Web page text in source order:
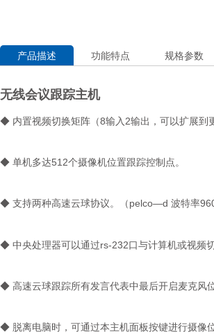
产品描述 功能特点 规格参数
无线会议跟踪主机
◆ 内置视频切换矩阵（8输入2输出，可以扩展到
◆ 单机多达512个摄像机位置跟踪控制点。
◆ 支持两种高速云球协议。（pelco—d 波特率
◆ 中央处理器可以通过rs-232口与计算机或视频
◆ 高速云球跟踪所有发言代表中最后开启麦克风
◆ 脱离电脑时，可通过本主机面板按键进行摄像